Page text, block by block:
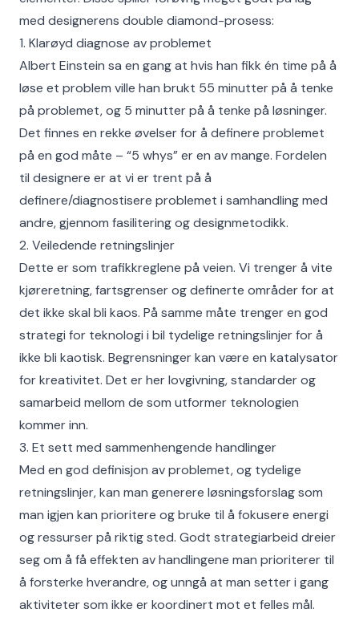
med designerens double diamond-prosess:
1. Klarøyd diagnose av problemet
Albert Einstein sa en gang at hvis han fikk én time på å
løse et problem ville han brukt 55 minutter på å tenke
på problemet, og 5 minutter på å tenke på løsninger.
Det finnes en rekke øvelser for å definere problemet
på en god måte – “5 whys” er en av mange. Fordelen
til designere er at vi er trent på å
definere/diagnostisere problemet i samhandling med
andre, gjennom fasilitering og designmetodikk.
2. Veiledende retningslinjer
Dette er som trafikkreglene på veien. Vi trenger å vite
kjøreretning, fartsgrenser og definerte områder for at
det ikke skal bli kaos. På samme måte trenger en god
strategi for teknologi i bil tydelige retningslinjer for å
ikke bli kaotisk. Begrensninger kan være en katalysator
for kreativitet. Det er her lovgivning, standarder og
samarbeid mellom de som utformer teknologien
kommer inn.
3. Et sett med sammenhengende handlinger
Med en god definisjon av problemet, og tydelige
retningslinjer, kan man generere løsningsforslag som
man igjen kan prioritere og bruke til å fokusere energi
og ressurser på riktig sted. Godt strategiarbeid dreier
seg om å få effekten av handlingene man prioriterer til
å forsterke hverandre, og unngå at man setter i gang
aktiviteter som ikke er koordinert mot et felles mål.